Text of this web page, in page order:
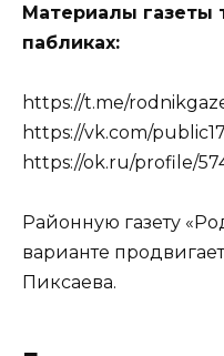
Материалы газеты
пабликах:
https://t.me/
https://vk.com/
https://ok.ru/profile/
Районную газету
варианте
Пиксаева.